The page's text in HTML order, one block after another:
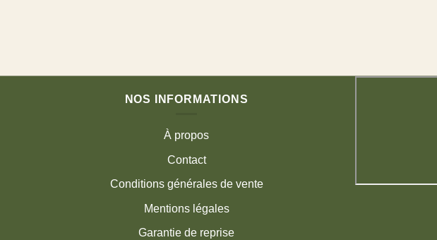
NOS INFORMATIONS
À propos
Contact
Conditions générales de vente
Mentions légales
Garantie de reprise